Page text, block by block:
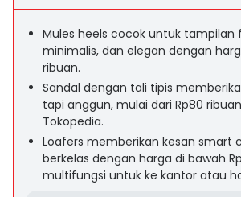
Mules heels cocok untuk tampilan
minimalis, dan elegan dengan
ribuan.
Sandal dengan tali tipis
tapi anggun, mulai dari Rp80
Tokopedia.
Loafers memberikan kesan smart
berkelas dengan harga di bawah
multifungsi untuk ke kantor atau